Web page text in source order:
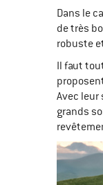
Dans le
de très
robuste
Il faut
Avec
grands